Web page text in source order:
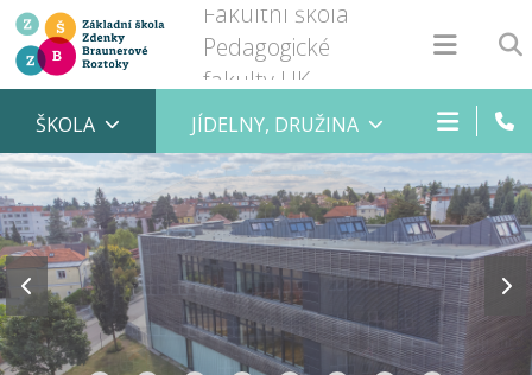
Fakultní škola
Pedagogické
fakulty UK
ŠKOLA JÍDELNY, DRUŽINA